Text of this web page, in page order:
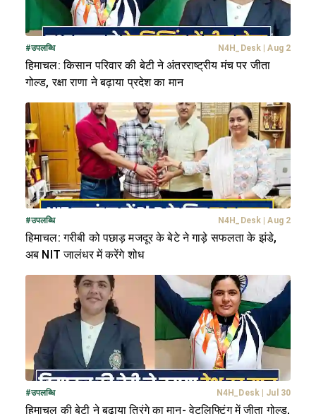
#उपलब्धि N4H_Desk Aug 2
हिमाचल: किसान परिवार की बेटी ने अंतरराष्ट्रीय मंच पर जीता
गोल्ड, रक्षा राणा ने बढ़ाया प्रदेश का मान
#उपलब्धि N4H_Desk Aug 2
हिमाचल: गरीबी को पछाड़ मजदूर के बेटे ने गाड़े सफलता के झंडे,
अब NIT जालंधर में करेंगे शोध
#उपलब्धि N4H_Desk| Jul 30
हिमाचल की बेटी ने बढ़ाया तिरंगे का मान- वेटलिफ्टिंग में जीता गोल्ड,